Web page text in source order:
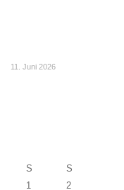
11. Juni 2026
S
S
1
2